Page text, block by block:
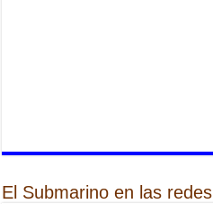
El Submarino en las redes